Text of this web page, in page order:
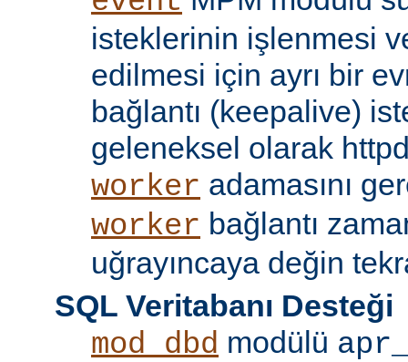
isteklerinin işlenmesi
edilmesi için ayrı bir
bağlantı (keepalive)
geleneksel olarak
worker adamasını
worker bağlantı
uğrayıncaya değin
SQL Veritabanı Desteği
mod_dbd modülü